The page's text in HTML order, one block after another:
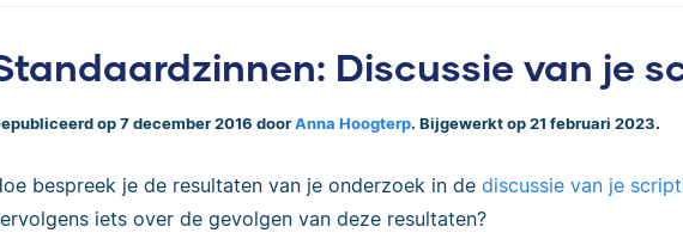
Discussie van je
op 7 december 2016 door Anna Hoogterp. Bijgewerkt op 21 februari 2023.
bespreek je de resultaten van je onderzoek in de discussie van je
iets over de gevolgen van deze resultaten?